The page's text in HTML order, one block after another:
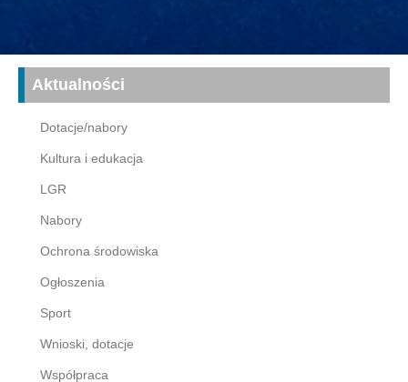
Aktualności
Dotacje/nabory
Kultura i edukacja
LGR
Nabory
Ochrona środowiska
Ogłoszenia
Sport
Wnioski, dotacje
Współpraca